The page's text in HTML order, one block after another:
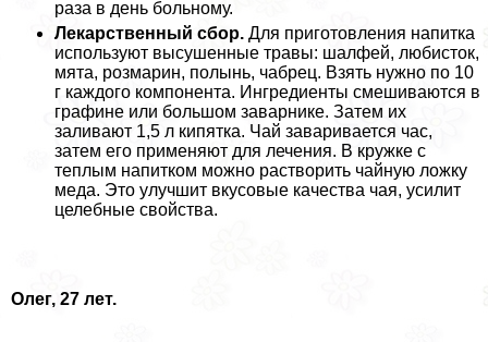
раза в день больному.
Лекарственный сбор. Для приготовления напитка
используют высушенные травы: шалфей, любисток,
мята, розмарин, полынь, чабрец. Взять нужно по 10
г каждого компонента. Ингредиенты смешиваются в
графине или большом заварнике. Затем их
заливают 1,5 л кипятка. Чай заваривается час,
затем его применяют для лечения. В кружке с
теплым напитком можно растворить чайную ложку
меда. Это улучшит вкусовые качества чая, усилит
целебные свойства.
Олег, 27 лет.